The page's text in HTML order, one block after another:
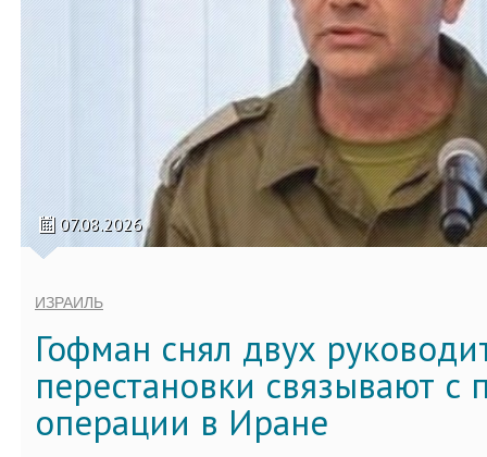
07.08.2026
ИЗРАИЛЬ
Гофман снял двух
перестановки связывают с
операции в Иране